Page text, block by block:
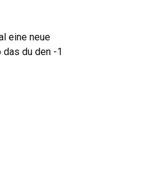
eine neue
du den -1